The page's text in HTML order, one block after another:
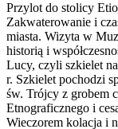
Przylot do stolicy
Zakwaterowanie i
miasta. Wizyta w
historią i
Lucy, czyli szkielet
r. Szkielet pochodzi
św. Trójcy z grobem
Etnograficznego i
Wieczorem kolacja i